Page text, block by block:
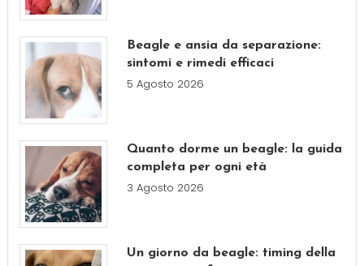
Beagle e ansia da separazione:
sintomi e rimedi efficaci
5 Agosto 2026
Quanto dorme un beagle: la guida
completa per ogni età
3 Agosto 2026
Un giorno da beagle: timing della